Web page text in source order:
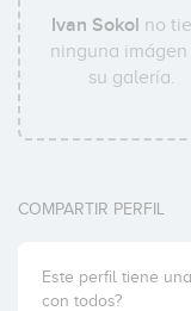
Ivan Sokol no
ninguna imágen
su galería.
COMPARTIR PERFIL
Este perfil tiene
con todos?